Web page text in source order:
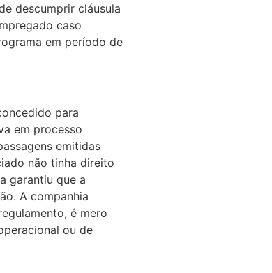
descumprir cláusula
caso
em período de
para
em processo
emitidas
não tinha direito
garantiu que a
A companhia
é mero
ou de